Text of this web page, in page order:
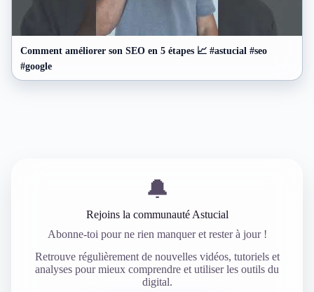
Comment améliorer son SEO en 5 étapes 📈 #astucial #seo
#google
🔔
Rejoins la communauté Astucial
Abonne-toi pour ne rien manquer et rester à jour !
Retrouve régulièrement de nouvelles vidéos, tutoriels et
analyses pour mieux comprendre et utiliser les outils du
digital.